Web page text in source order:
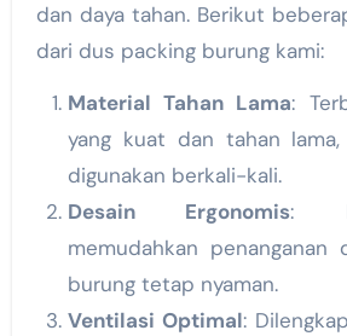
dan daya tahan. Berikut
dari dus packing burung kami:
Material Tahan Lama:
yang kuat dan tahan
digunakan berkali-kali.
Desain Ergonomis:
memudahkan penanganan
burung tetap nyaman.
Ventilasi Optimal: